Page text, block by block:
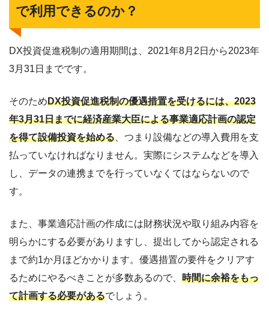
で利用できるのか？
DX投資促進税制の適用期間は、2021年8月2日から2023年
3月31日までです。
そのためDX投資促進税制の優遇措置を受けるには、2023
年3月31日までに経済産業大臣による事業適応計画の認定
を得て設備投資を始める 、つまり設備などの導入費用を支
払っていなければなりません。実際にシステムなどを導入
し、データの連携までを行っていなくてはならないので
す。
また、事業適応計画の作成には財務状況や取り組み内容を
明らかにする必要がありますし、提出してから認定される
まで約1か月ほどかかります。優遇措置の要件をクリアす
るためにやるべきことが多数あるので、 時間に余裕をもっ
て計画する必要があるでしょう。